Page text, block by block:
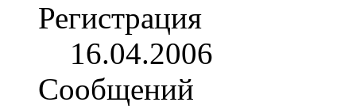
Регистрация
16.04.2006
Сообщений